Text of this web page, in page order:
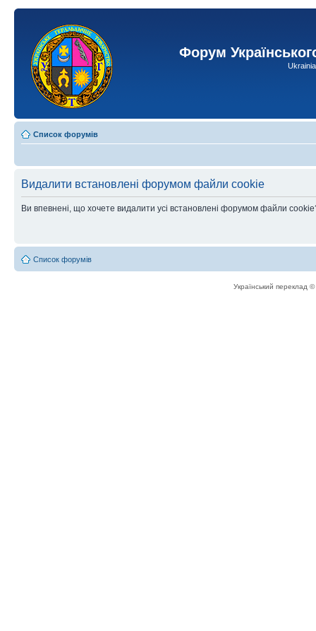
Форум
Список форумів
Видалити встановлені форумом файли cookie
Ви впевнені, що хочете видалити усі встановлені форумом файли
Список форумів
Український переклад